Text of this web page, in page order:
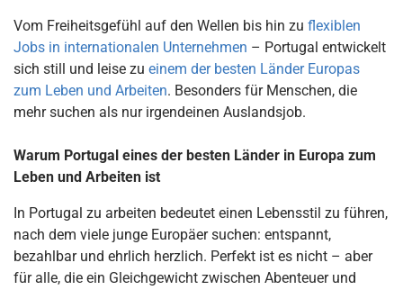
Vom Freiheitsgefühl auf den Wellen bis hin zu flexiblen
Jobs in internationalen Unternehmen – Portugal entwickelt
sich still und leise zu einem der besten Länder Europas
zum Leben und Arbeiten. Besonders für Menschen, die
mehr suchen als nur irgendeinen Auslandsjob.
Warum Portugal eines der besten Länder in Europa zum
Leben und Arbeiten ist
In Portugal zu arbeiten bedeutet einen Lebensstil zu führen,
nach dem viele junge Europäer suchen: entspannt,
bezahlbar und ehrlich herzlich. Perfekt ist es nicht – aber
für alle, die ein Gleichgewicht zwischen Abenteuer und